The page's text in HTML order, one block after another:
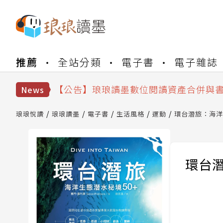
推薦 全站分類 電子書 電子雜誌
News
【公告】因 Readmoo 讀墨系統維護中
【公告】琅琅讀墨書櫃開通常見問題
【公告】琅琅書店服務升級重要說明及
琅琅悅讀 琅琅讀墨 電子書 生活風格 運動 環台潛旅：海
環台